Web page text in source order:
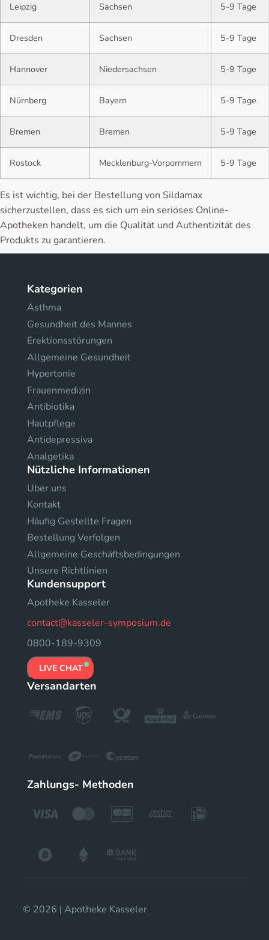
Leipzig Sachsen 5-9 Tage
Dresden Sachsen 5-9 Tage
Hannover Niedersachsen 5-9 Tage
Nürnberg Bayern 5-9 Tage
Bremen Bremen 5-9 Tage
Rostock Mecklenburg-Vorpommern 5-9 Tage
Es ist wichtig, bei der Bestellung von Sildamax
sicherzustellen, dass es sich um ein seriöses Online-
Apotheken handelt, um die Qualität und Authentizität des
Produkts zu garantieren.
Kategorien
Asthma
Gesundheit des Mannes
Erektionsstörungen
Allgemeine Gesundheit
Hypertonie
Frauenmedizin
Antibiotika
Hautpflege
Antidepressiva
Analgetika
Nützliche Informationen
Uber uns
Kontakt
Häufig Gestellte Fragen
Bestellung Verfolgen
Allgemeine Geschäftsbedingungen
Unsere Richtlinien
Kundensupport
Apotheke Kasseler
contact@kasseler-symposium.de
0800-189-9309
LIVE CHAT
Versandarten
Zahlungs- Methoden
© 2026 | Apotheke Kasseler